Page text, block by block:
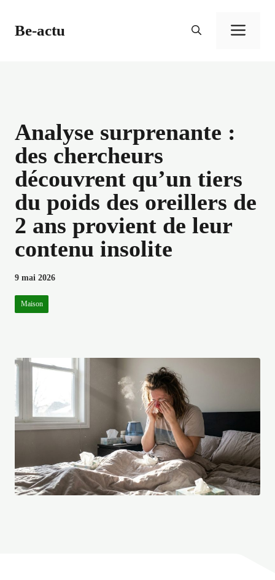
contenuBe-actu
Analyse surprenante :
des chercheurs
découvrent qu’un tiers
du poids des oreillers de
2 ans provient de leur
contenu insolite
9 mai 2026
Maison